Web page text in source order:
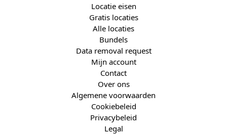
Locatie eisen
Gratis locaties
Alle locaties
Bundels
Data removal request
Mijn account
Contact
Over ons
Algemene voorwaarden
Cookiebeleid
Privacybeleid
Legal